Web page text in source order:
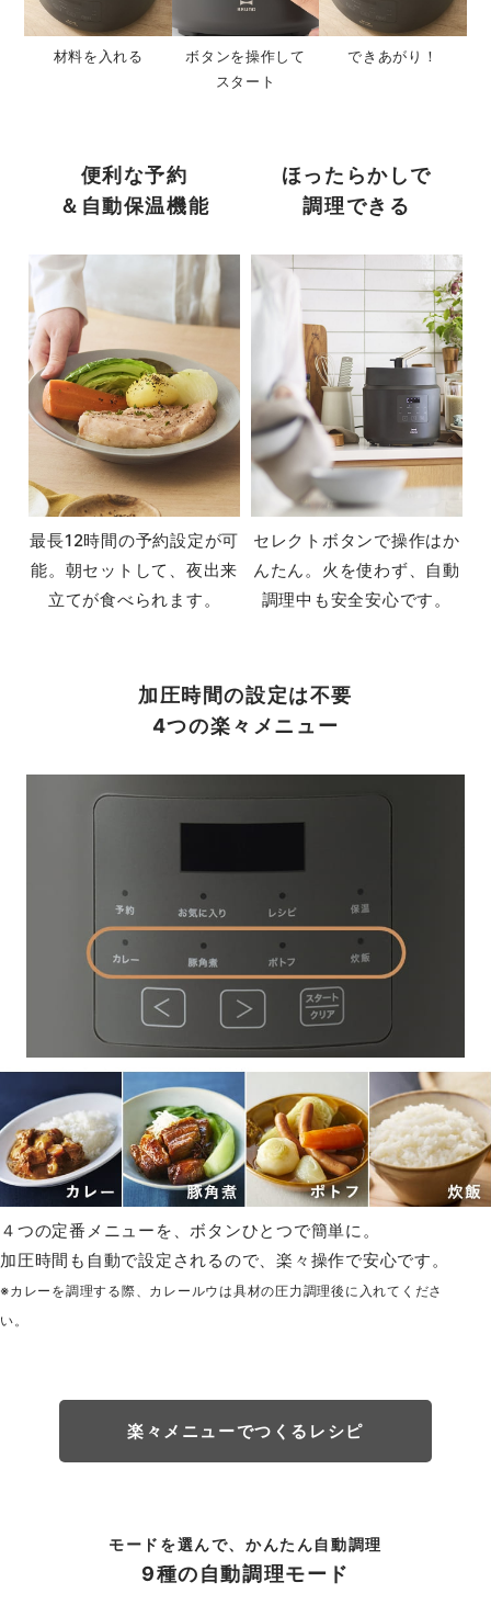
材料を入れる
ボタンを操作して
スタート
できあがり！
便利な予約
＆自動保温機能
最長12時間の予約設定が可
能。朝セットして、夜出来
立てが食べられます。
ほったらかしで
調理できる
セレクトボタンで操作はか
んたん。火を使わず、自動
調理中も安全安心です。
加圧時間の設定は不要
4つの楽々メニュー
４つの定番メニューを、ボタンひとつで簡単に。
加圧時間も自動で設定されるので、楽々操作で安心です。
※カレーを調理する際、カレールウは具材の圧力調理後に入れてくださ
い。
楽々メニューでつくるレシピ
モードを選んで、かんたん自動調理
9種の自動調理モード